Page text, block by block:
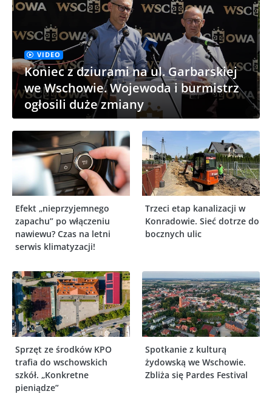
VIDEO
Koniec z dziurami na ul. Garbarskiej
we Wschowie. Wojewoda i burmistrz
ogłosili duże zmiany
Efekt „nieprzyjemnego
zapachu” po włączeniu
nawiewu? Czas na letni
serwis klimatyzacji!
Trzeci etap kanalizacji w
Konradowie. Sieć dotrze do
bocznych ulic
Sprzęt ze środków KPO
trafia do wschowskich
szkół. „Konkretne
pieniądze”
Spotkanie z kulturą
żydowską we Wschowie.
Zbliża się Pardes Festival